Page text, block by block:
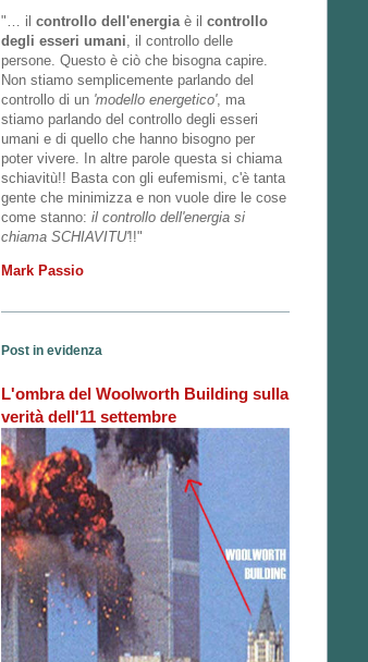
"… il controllo dell'energiaè il controllo
degli esseri umani, il controllo delle
persone. Questo è ciò che bisogna capire.
Non stiamo semplicemente parlando del
controllo di un 'modello energetico', ma
stiamo parlando del controllo degli esseri
umani e di quello che hanno bisogno per
poter vivere. In altre parole questa si chiama
schiavitù!! Basta con gli eufemismi, c'è tanta
gente che minimizza e non vuole dire le cose
come stanno: il controllo dell'energia si
chiama SCHIAVITU'!!"
Mark Passio
Post in evidenza
L'ombra del Woolworth Building sulla
verità dell'11 settembre